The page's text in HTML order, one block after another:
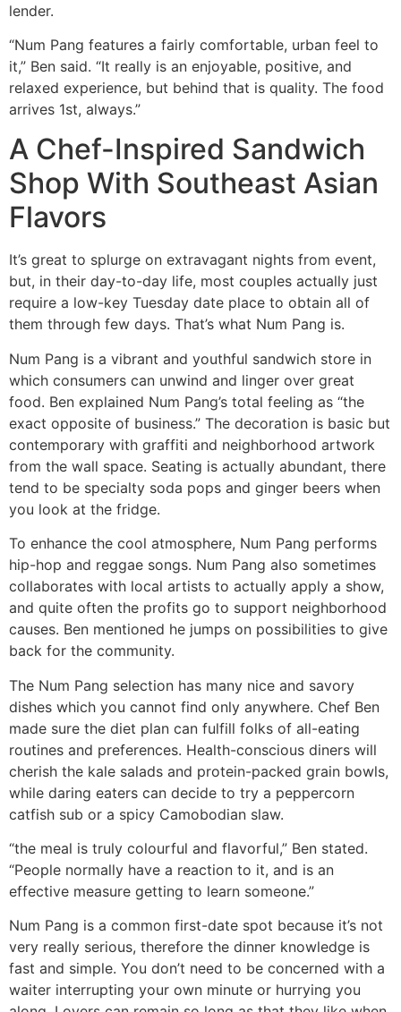
lender.
“Num Pang features a fairly comfortable, urban feel to
it,” Ben said. “It really is an enjoyable, positive, and
relaxed experience, but behind that is quality. The food
arrives 1st, always.”
A Chef-Inspired Sandwich
Shop With Southeast Asian
Flavors
It’s great to splurge on extravagant nights from event,
but, in their day-to-day life, most couples actually just
require a low-key Tuesday date place to obtain all of
them through few days. That’s what Num Pang is.
Num Pang is a vibrant and youthful sandwich store in
which consumers can unwind and linger over great
food. Ben explained Num Pang’s total feeling as “the
exact opposite of business.” The decoration is basic but
contemporary with graffiti and neighborhood artwork
from the wall space. Seating is actually abundant, there
tend to be specialty soda pops and ginger beers when
you look at the fridge.
To enhance the cool atmosphere, Num Pang performs
hip-hop and reggae songs. Num Pang also sometimes
collaborates with local artists to actually apply a show,
and quite often the profits go to support neighborhood
causes. Ben mentioned he jumps on possibilities to give
back for the community.
The Num Pang selection has many nice and savory
dishes which you cannot find only anywhere. Chef Ben
made sure the diet plan can fulfill folks of all-eating
routines and preferences. Health-conscious diners will
cherish the kale salads and protein-packed grain bowls,
while daring eaters can decide to try a peppercorn
catfish sub or a spicy Camobodian slaw.
“the meal is truly colourful and flavorful,” Ben stated.
“People normally have a reaction to it, and is an
effective measure getting to learn someone.”
Num Pang is a common first-date spot because it’s not
very really serious, therefore the dinner knowledge is
fast and simple. You don’t need to be concerned with a
waiter interrupting your own minute or hurrying you